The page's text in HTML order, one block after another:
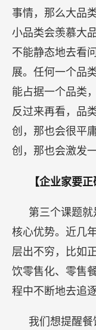
事情，那么大品
小品类会羡慕大
不能静态地去看
展。任何一个品
能占据一个品类
反过来再看，品
创，那也会很平
创，那也会激发
【企业家要
第三个课题
核心优势。近几
层出不穷，比如
饮零售化、零售
程中不断地去追
我们想提醒